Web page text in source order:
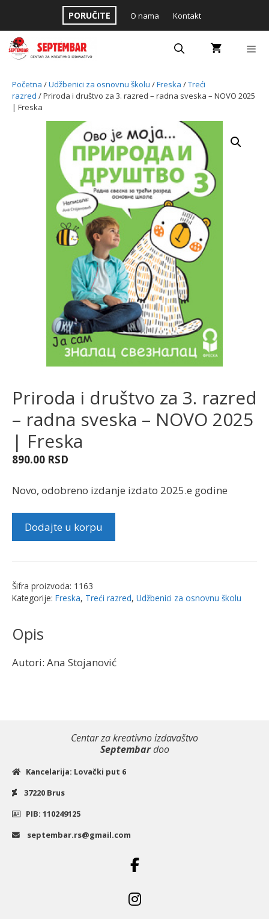
content
PORUČITE O nama Kontakt
Početna /Udžbenici za osnovnu školu /Freska /Treći
razred / Priroda i društvo za 3. razred – radna sveska – NOVO 2025
| Freska
Priroda i društvo za 3. razred
– radna sveska – NOVO 2025
| Freska
890.00 RSD
Novo, odobreno izdanje izdato 2025.e godine
za
3.
razred
sveska
NOVO
Dodajte u korpu
Šifra proizvoda: 1163
Kategorije: Freska, Treći razred, Udžbenici za osnovnu školu
Opis
Autori: Ana Stojanović
Centar za kreativno izdavaštvo
Septembardoo
Kancelarija: Lovački put 6
37220 Brus
PIB: 110249125
septembar.rs@gmail.com